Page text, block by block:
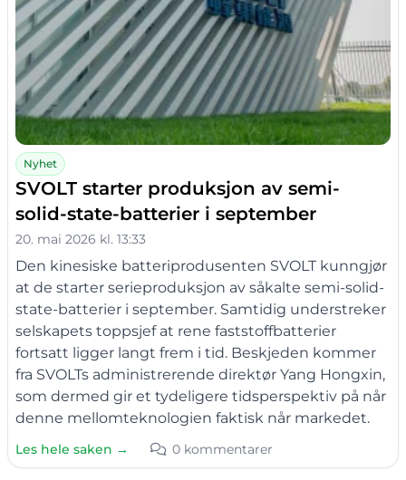
Nyhet
SVOLT starter produksjon av semi-
solid-state-batterier i september
20. mai 2026 kl. 13:33
Den kinesiske batteriprodusenten SVOLT kunngjør
at de starter serieproduksjon av såkalte semi-solid-
state-batterier i september. Samtidig understreker
selskapets toppsjef at rene faststoffbatterier
fortsatt ligger langt frem i tid. Beskjeden kommer
fra SVOLTs administrerende direktør Yang Hongxin,
som dermed gir et tydeligere tidsperspektiv på når
denne mellomteknologien faktisk når markedet.
Les hele saken → 0 kommentarer